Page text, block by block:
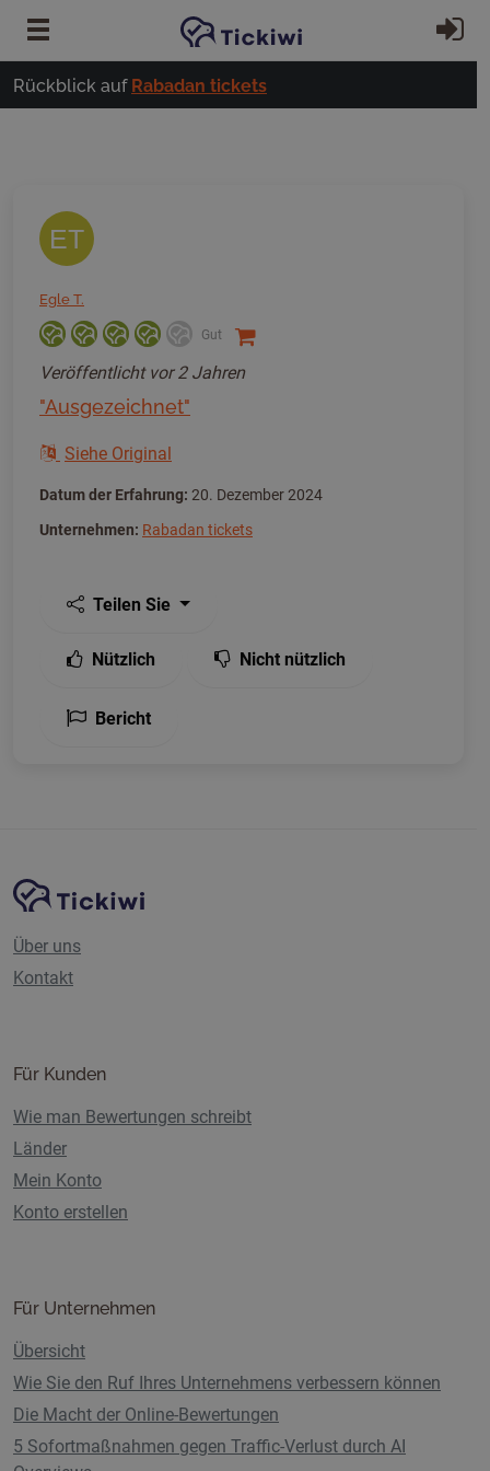
Zum Hauptinhalt springen
Rückblick auf Rabadan tickets
ET
Egle T.
Gut
Veröffentlicht vor 2 Jahren
"Ausgezeichnet"
Siehe Original
Datum der Erfahrung: 20. Dezember 2024
Unternehmen: Rabadan tickets
Teilen Sie
Nützlich Nicht nützlich
Bericht
Website-Navigation
Tickiwi-Plattform
Über uns
Kontakt
Für Kunden
Wie man Bewertungen schreibt
Länder
Mein Konto
Konto erstellen
Für Unternehmen
Übersicht
Wie Sie den Ruf Ihres Unternehmens verbessern können
Die Macht der Online-Bewertungen
5 Sofortmaßnahmen gegen Traffic-Verlust durch AI